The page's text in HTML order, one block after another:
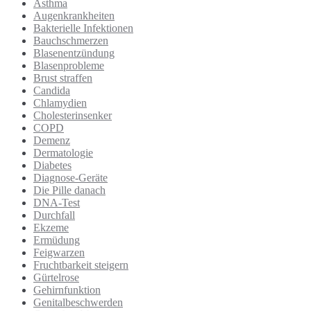
Asthma
Augenkrankheiten
Bakterielle Infektionen
Bauchschmerzen
Blasenentzündung
Blasenprobleme
Brust straffen
Candida
Chlamydien
Cholesterinsenker
COPD
Demenz
Dermatologie
Diabetes
Diagnose-Geräte
Die Pille danach
DNA-Test
Durchfall
Ekzeme
Ermüdung
Feigwarzen
Fruchtbarkeit steigern
Gürtelrose
Gehirnfunktion
Genitalbeschwerden